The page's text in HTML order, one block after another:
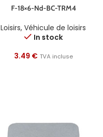
F-18×6-Nd-BC-TRM4
Loisirs,Véhicule de loisirs
In stock
3.49 € TVA incluse